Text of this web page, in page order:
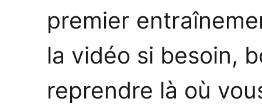
premier
la vidéo si besoin,
reprendre là où